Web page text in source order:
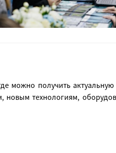
можно получить
новым технологиям,